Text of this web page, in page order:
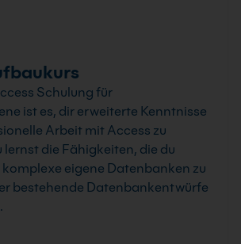
Schulung für
ist es, dir erweiterte Kenntnisse
Arbeit mit Access zu
die Fähigkeiten, die du
eigene Datenbanken zu
bestehende Datenbankentwürfe